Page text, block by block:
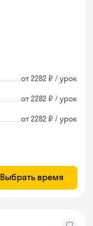
от 2282 ₽ / урок
от 2282 ₽ / урок
от 2282 ₽ / урок
Выбрать время